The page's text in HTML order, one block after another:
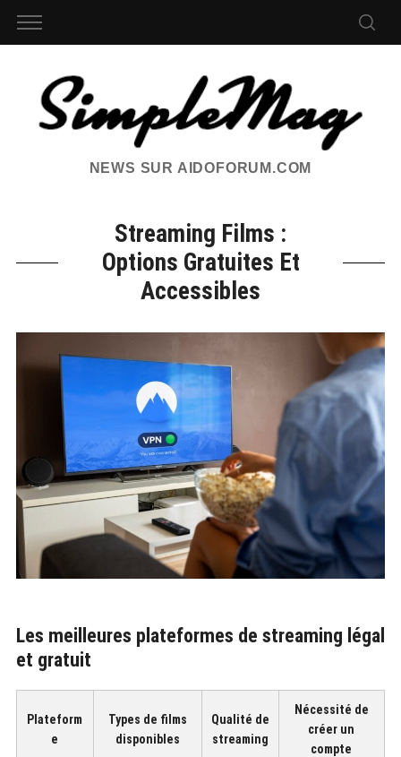
NEWS SUR AIDOFORUM.COM
Streaming Films :
Options Gratuites Et
Accessibles
Les meilleures plateformes de streaming légal
et gratuit
Plateform
e
Types de films
disponibles
Qualité de
streaming
Nécessité de
créer un
compte